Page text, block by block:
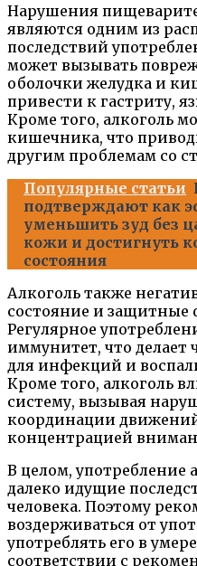
Нарушения
являются одним из
последствий
может вызывать
оболочки желудка и
привести к гастриту,
Кроме того, алкоголь
кишечника, что
другим проблемам со
Популярные статьи
подтверждают как
уменьшить зуд без
кожи и достигнуть
состояния
Алкоголь также
состояние и защитные
Регулярное
иммунитет, что делает
для инфекций и
Кроме того, алкоголь
систему, вызывая
координации
концентрацией
В целом, употребление
далеко идущие
человека. Поэтому
воздерживаться от
употреблять его в
соответствии с